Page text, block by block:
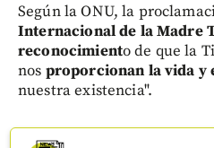
Según la ONU, la
Internacional de la Madre
reconocimiento de que la
nos proporcionan la vida y
nuestra existencia".